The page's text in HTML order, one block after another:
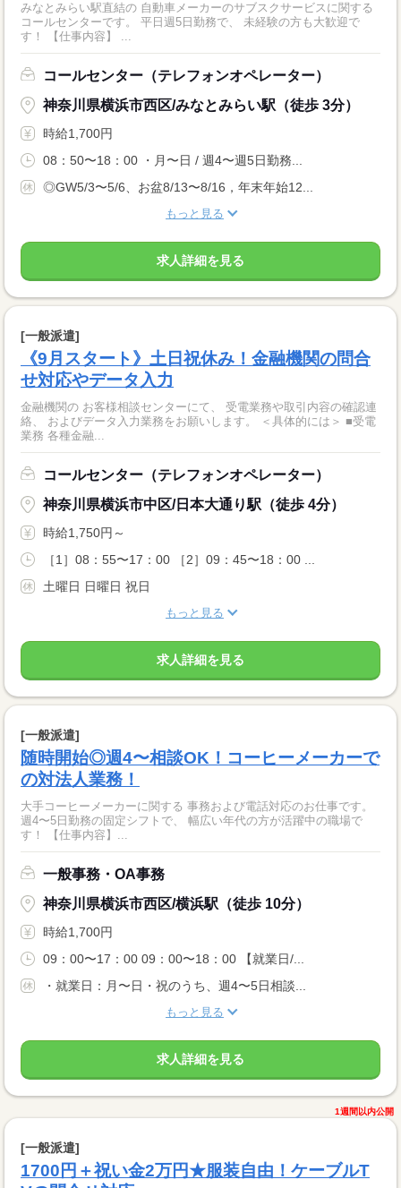
みなとみらい駅直結の 自動車メーカーのサブスクサービスに関する
コールセンターです。 平日週5日勤務で、 未経験の方も大歓迎で
す！ 【仕事内容】 ...
コールセンター（テレフォンオペレーター）
神奈川県横浜市西区/みなとみらい駅（徒歩 3分）
時給1,700円
08：50〜18：00 ・月〜日 / 週4〜週5日勤務...
◎GW5/3〜5/6、お盆8/13〜8/16，年末年始12...
もっと見る
求人詳細を見る
[一般派遣]
《9月スタート》土日祝休み！金融機関の問合
せ対応やデータ入力
金融機関の お客様相談センターにて、 受電業務や取引内容の確認連
絡、 およびデータ入力業務をお願いします。 ＜具体的には＞ ■受電
業務 各種金融...
コールセンター（テレフォンオペレーター）
神奈川県横浜市中区/日本大通り駅（徒歩 4分）
時給1,750円～
［1］08：55〜17：00 ［2］09：45〜18：00 ...
土曜日 日曜日 祝日
もっと見る
求人詳細を見る
[一般派遣]
随時開始◎週4〜相談OK！コーヒーメーカーで
の対法人業務！
大手コーヒーメーカーに関する 事務および電話対応のお仕事です。
週4〜5日勤務の固定シフトで、 幅広い年代の方が活躍中の職場で
す！ 【仕事内容】...
一般事務・OA事務
神奈川県横浜市西区/横浜駅（徒歩 10分）
時給1,700円
09：00〜17：00 09：00〜18：00 【就業日/...
・就業日：月〜日・祝のうち、週4〜5日相談...
もっと見る
求人詳細を見る
1週間以内公開
[一般派遣]
1700円＋祝い金2万円★服装自由！ケーブルT